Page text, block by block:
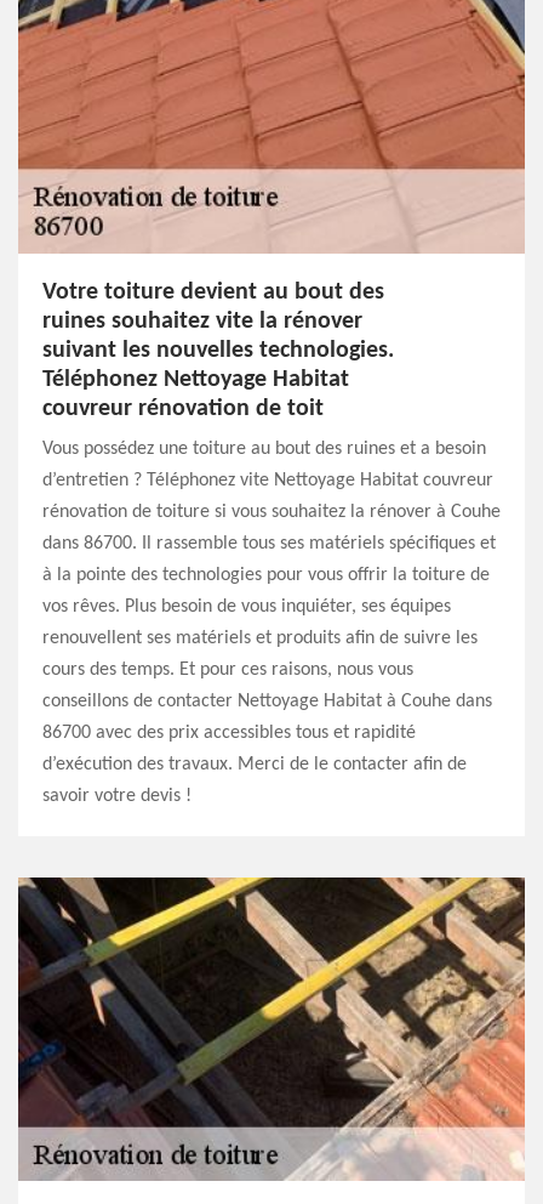
Votre toiture devient au bout des
ruines souhaitez vite la rénover
suivant les nouvelles technologies.
Téléphonez Nettoyage Habitat
couvreur rénovation de toit
Vous possédez une toiture au bout des ruines et a besoin
d’entretien ? Téléphonez vite Nettoyage Habitat couvreur
rénovation de toiture si vous souhaitez la rénover à Couhe
dans 86700. Il rassemble tous ses matériels spécifiques et
à la pointe des technologies pour vous offrir la toiture de
vos rêves. Plus besoin de vous inquiéter, ses équipes
renouvellent ses matériels et produits afin de suivre les
cours des temps. Et pour ces raisons, nous vous
conseillons de contacter Nettoyage Habitat à Couhe dans
86700 avec des prix accessibles tous et rapidité
d’exécution des travaux. Merci de le contacter afin de
savoir votre devis !